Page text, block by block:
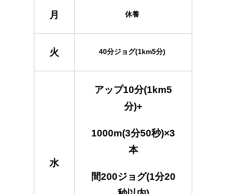
月 休養
火 40分ジョグ(1km5分)
水
アップ10分(1km5
分)+
1000m(3分50秒)×3
本
間200ジョグ(1分20